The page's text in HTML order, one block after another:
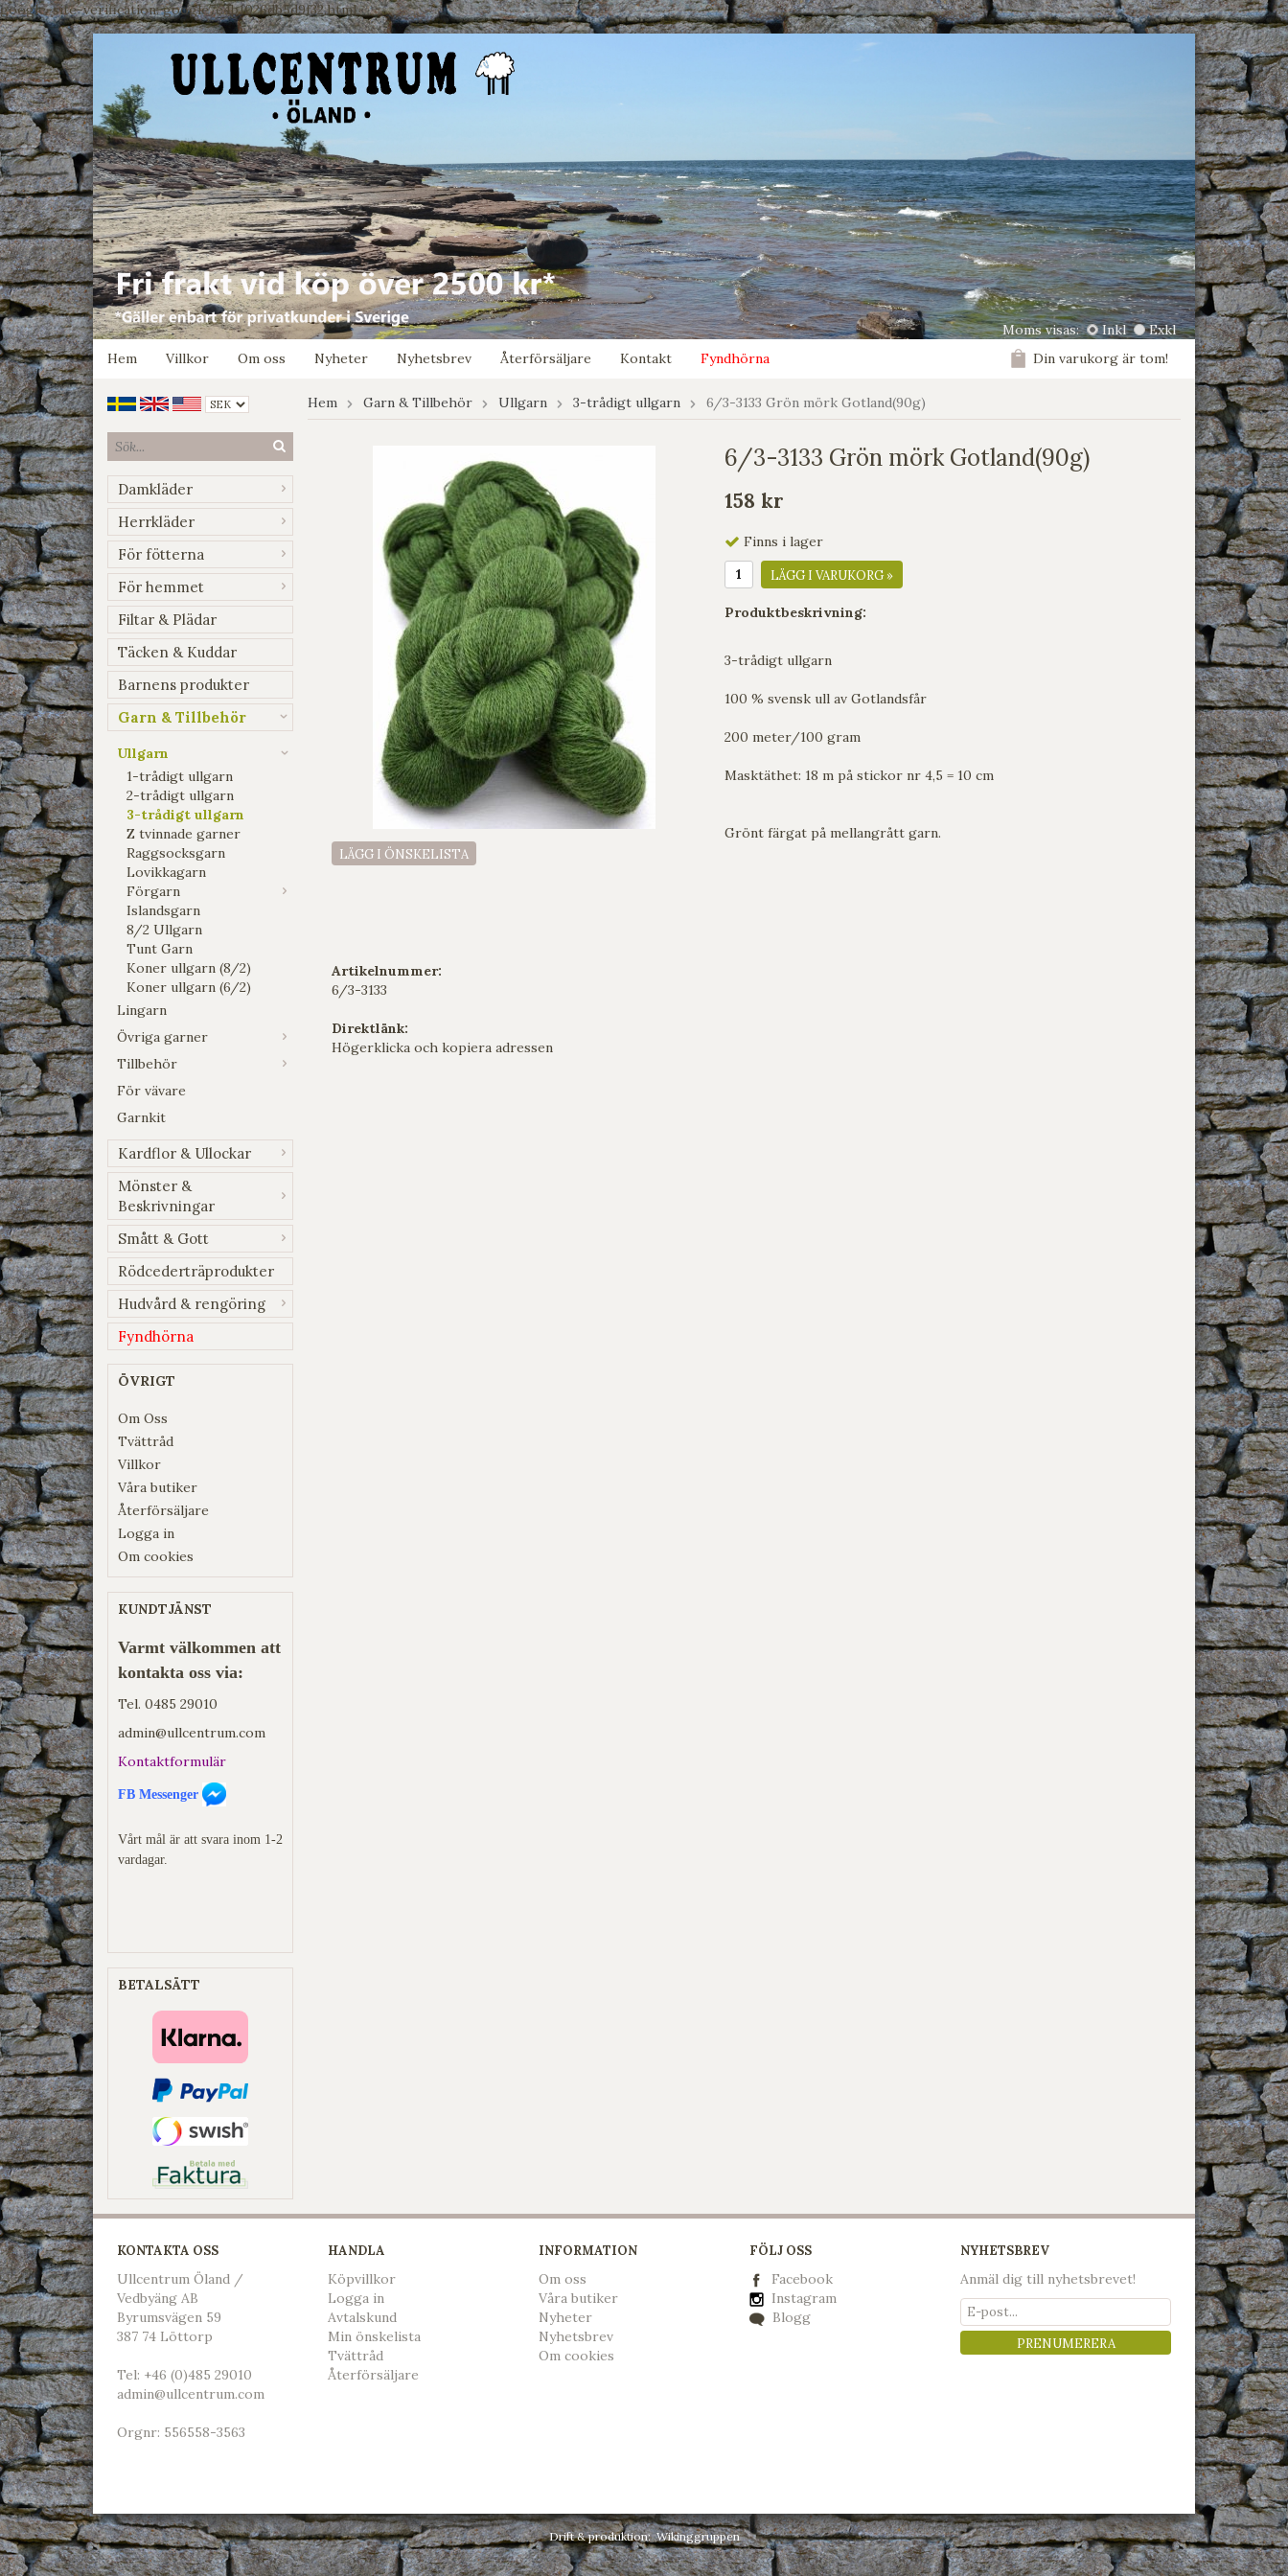
google-site-verification: google7e4b1026db5d9f32.html
Moms visas: Inkl
Exkl
Hem
Villkor Om oss Nyheter Nyhetsbrev Återförsäljare Kontakt Fyndhörna Din varukorg är tom!
Damkläder
Herrkläder
För fötterna
För hemmet
Filtar & Plädar
Täcken & Kuddar
Barnens produkter
Garn & Tillbehör
Ullgarn
1-trådigt ullgarn
2-trådigt ullgarn
3-trådigt ullgarn
Z tvinnade garner
Raggsocksgarn
Lovikkagarn
Förgarn
Islandsgarn
8/2 Ullgarn
Tunt Garn
Koner ullgarn (8/2)
Koner ullgarn (6/2)
Lingarn
Övriga garner
Tillbehör
För vävare
Garnkit
Kardflor & Ullockar
Mönster &
Beskrivningar
Smått & Gott
Rödcederträprodukter
Hudvård & rengöring
Fyndhörna
ÖVRIGT
Om Oss
Tvättråd
Villkor
Våra butiker
Återförsäljare
Logga in
Om cookies
KUNDTJÄNST
Varmt välkommen att
kontakta oss via:
Tel. 0485 29010
admin@ullcentrum.com
Kontaktformulär
FB Messenger
Vårt mål är att svara inom 1-2
vardagar.
BETALSÄTT
Hem Garn & Tillbehör Ullgarn 3-trådigt ullgarn 6/3-3133 Grön mörk Gotland(90g)
LÄGG I ÖNSKELISTA
Artikelnummer:
6/3-3133
Direktlänk:
Högerklicka och kopiera adressen
6/3-3133 Grön mörk Gotland(90g)
158 kr
Finns i lager
LÄGG I VARUKORG »
Produktbeskrivning:
3-trådigt ullgarn
100 % svensk ull av Gotlandsfår
200 meter/100 gram
Masktäthet: 18 m på stickor nr 4,5 = 10 cm
Grönt färgat på mellangrått garn.
KONTAKTA OSS
Ullcentrum Öland /
Vedbyäng AB
Byrumsvägen 59
387 74 Löttorp
Tel: +46 (0)485 29010
admin@ullcentrum.com
Orgnr: 556558-3563
HANDLA
Köpvillkor
Logga in
Avtalskund
Min önskelista
Tvättråd
Återförsäljare
INFORMATION
Om oss
Våra butiker
Nyheter
Nyhetsbrev
Om cookies
FÖLJ OSS
Facebook
Instagram
Blogg
NYHETSBREV
Anmäl dig till nyhetsbrevet!
PRENUMERERA
Drift & produktion:Wikinggruppen